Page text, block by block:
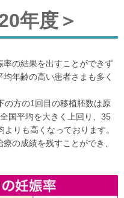
年度＞
の結果を出すことができず
年齢の高い患者さまも多く
の方の1回目の移植胚数は原
国平均を大きく上回り、35
りも高くなっております。
の成績を残すことができ、